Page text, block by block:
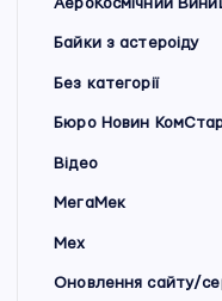
Байки з астероіду
Без категорії
Бюро Новин
Відео
МегаМек
Мех
Оновлення сайту/